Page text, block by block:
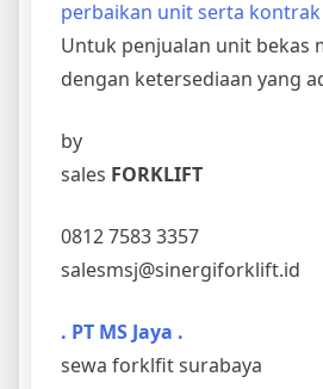
perbaikan unit serta
Untuk penjualan unit bekas
dengan ketersediaan yang
by
sales FORKLIFT
0812 7583 3357
salesmsj@sinergiforklift.id
. PT MS Jaya .
sewa forklfit surabaya